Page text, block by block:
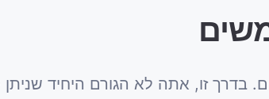
זו, אתה לא הגורם היחיד שניתן